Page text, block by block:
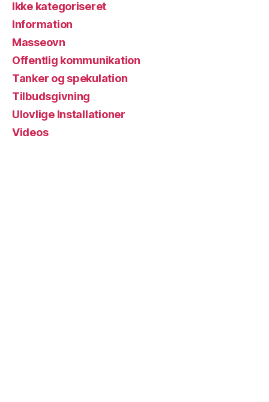
Ikke kategoriseret
Information
Masseovn
Offentlig kommunikation
Tanker og spekulation
Tilbudsgivning
Ulovlige Installationer
Videos